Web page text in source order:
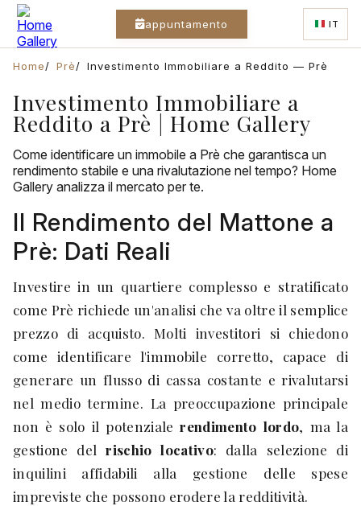
appuntamento IT
Home Prè Investimento Immobiliare a Reddito — Prè
Investimento Immobiliare a
Reddito a Prè | Home Gallery
Come identificare un immobile a Prè che garantisca un
rendimento stabile e una rivalutazione nel tempo? Home
Gallery analizza il mercato per te.
Il Rendimento del Mattone a
Prè: Dati Reali
Investire in un quartiere complesso e stratificato
come Prè richiede un'analisi che va oltre il semplice
prezzo di acquisto. Molti investitori si chiedono
come identificare l'immobile corretto, capace di
generare un flusso di cassa costante e rivalutarsi
nel medio termine. La preoccupazione principale
non è solo il potenzialerendimento lordo, ma la
gestione delrischio locativo: dalla selezione di
inquilini affidabili alla gestione delle spese
impreviste che possono erodere la redditività.